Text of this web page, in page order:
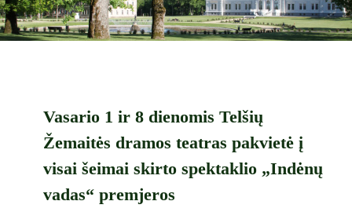
Vasario 1 ir 8 dienomis Telšių
Žemaitės dramos teatras pakvietė į
visai šeimai skirto spektaklio „Indėnų
vadas“ premjeros